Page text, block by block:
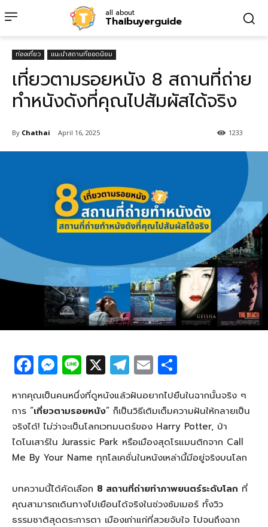
all about
Thaibuyerguide
ท่องเที่ยว แนะนำสถานที่ยอดนิยม
เที่ยวตามรอยหนัง 8 สถานที่ถ่าย
ทำหนังดังที่คุณไปสัมผัสได้จริง
By Chathai April 16, 2025 1233
F
a
c
e
b
o
o
k
M
e
ss
e
n
g
er
Li
n
e
X T
el
e
g
ra
m
E
m
ail
h
ar
e
หากคุณเป็นคนหนึ่งที่ดูหนังแล้วฝันอยากไปยืนในฉากนั้นจริง ๆ
การ “เที่ยวตามรอยหนัง” ก็เป็นวิธีเติมเต็มความฝันให้กลายเป็น
จริงได้! ไม่ว่าจะเป็นโลกเวทมนตร์ของ Harry Potter, ป่า
ไดโนเสาร์ใน Jurassic Park หรือเมืองสุดโรแมนติกจาก Call
Me By Your Name ทุกโลเคชั่นในหนังเหล่านี้มีอยู่จริงบนโลก
บทความนี้ได้คัดเลือก 8 สถานที่ถ่ายทำภาพยนตร์ระดับโลก ที่
คุณสามารถเดินทางไปเยือนได้จริงในช่วงซัมเมอร์ ทั้งวิว
ธรรมชาติสุดตระการตา เมืองเก่าแก่ที่สวยจับใจ ไปจนถึงฉาก